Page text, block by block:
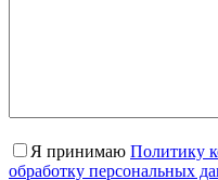
Я принимаю Политику
обработку персональных